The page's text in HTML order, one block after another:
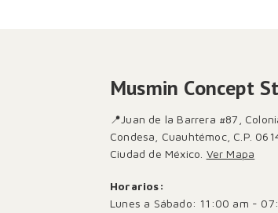
Musmin Concept
📍Juan de la Barrera #87,
Condesa, Cuauhtémoc, C.P.
Ciudad de México. Ver Mapa
Horarios:
Lunes a Sábado: 11:00 am -